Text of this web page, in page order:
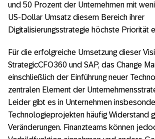
und 50 Prozent der Unternehmen mit
US-Dollar Umsatz diesem Bereich ihrer
Digitalisierungsstrategie höchste Priorität
Für die erfolgreiche Umsetzung dieser
StrategicCFO360 und SAP, das Change
einschließlich der Einführung neuer
zentralen Element der
Leider gibt es in Unternehmen
Technologieprojekten häufig Widerstand
Veränderungen. Finanzteams können